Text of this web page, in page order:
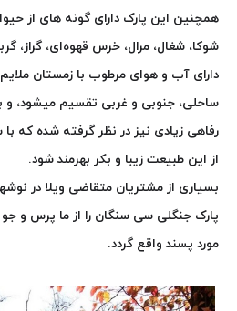
همچنین این پارک دارای گونه های از
شوکا، شغال، مرال، خرس قهوه‌ای، گراز،
دارای آب و هوای مرطوب با زمستان
ساحلی، جنوبی و غربی تقسیم میشود، و
رفاهی زیادی نیز در نظر گرفته شده که
از این طبیعت زیبا و بکر بهرمند شود.
بسیاری از مشتریان متقاضی ویلا در
پارک جنگلی سی سنگان را از ما پرس و
مورد پسند واقع گردد.